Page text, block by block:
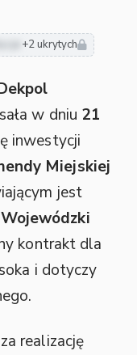
+2 ukrytych
w dniu 21
inwestycji
Miejskiej
jest
kontrakt dla
i dotyczy
realizację